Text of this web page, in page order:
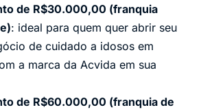
de R$30.000,00 (franquia
: ideal para quem quer abrir seu
de cuidado a idosos em
a marca da Acvida em sua
de R$60.000,00 (franquia de